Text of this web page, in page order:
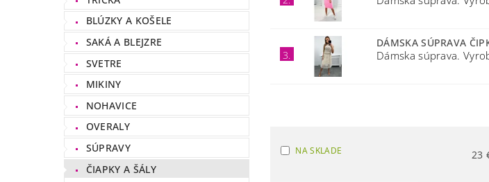
BLÚZKY A KOŠELE
SAKÁ A BLEJZRE
SVETRE
MIKINY
NOHAVICE
OVERALY
SÚPRAVY
ČIAPKY A ŠÁLY
3.
DÁMSKA SÚPRAVA
Dámska súprava.
NA SKLADE 23